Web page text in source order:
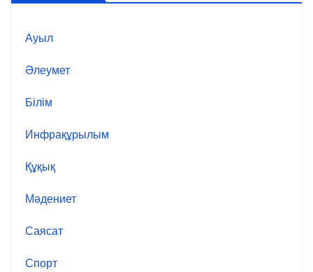
Ауыл
Әлеумет
Білім
Инфрақұрылым
Құқық
Мәдениет
Саясат
Спорт